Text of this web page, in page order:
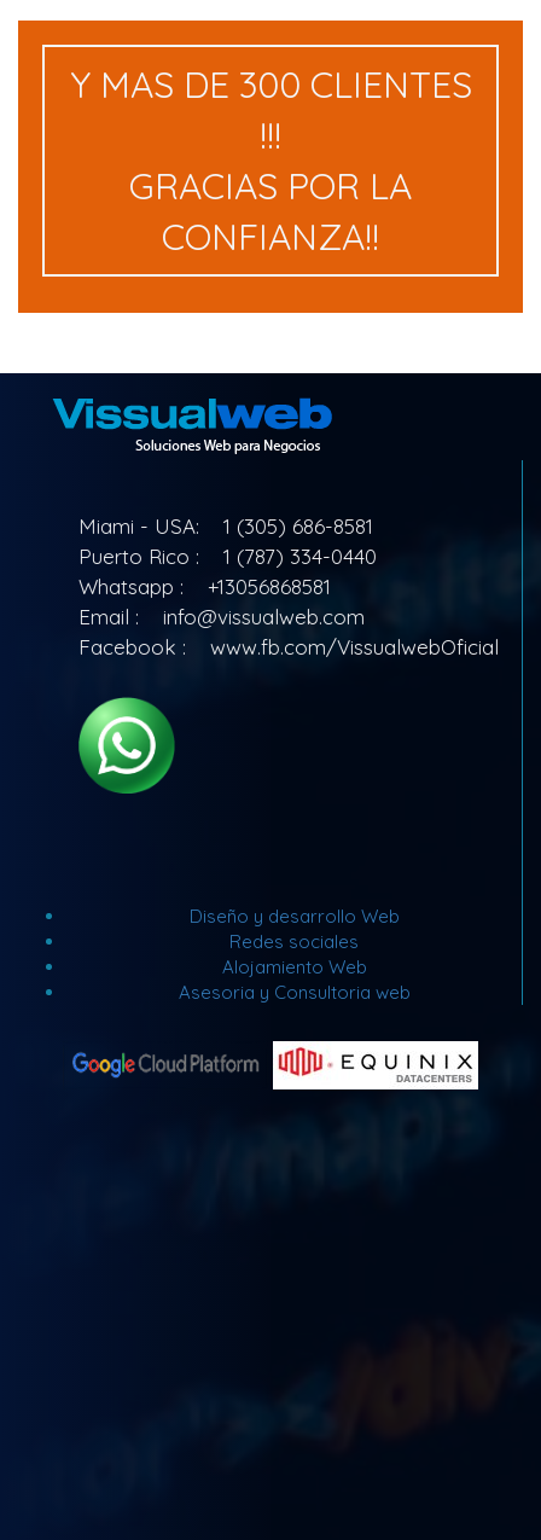
Y MAS DE 300 CLIENTES
!!!
GRACIAS POR LA
CONFIANZA!!
Miami - USA:
1 (305) 686-8581
Puerto Rico :
1 (787) 334-0440
Whatsapp :
+13056868581
Email :
info@vissualweb.com
Facebook :
www.fb.com/VissualwebOficial
Diseño y desarrollo Web
Redes sociales
Alojamiento Web
Asesoria y Consultoria web